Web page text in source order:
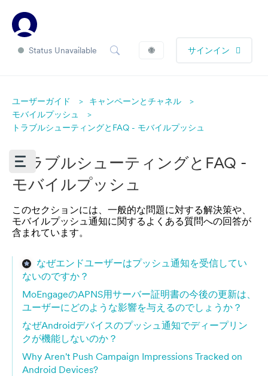
Status Unavailable 🌐 サインイン
ユーザーガイド
キャンペーンとチャネル
モバイルプッシュ
トラブルシューティングとFAQ - モバイルプッシュ
トラブルシューティングとFAQ -
モバイルプッシュ
このセクションには、一般的な問題に対する解決策や、
モバイルプッシュ通知に関するよくある質問への回答が
含まれています。
なぜエンドユーザーはプッシュ通知を受信してい
ないのですか？
MoEngageのAPNS用サーバー証明書の今後の更新は、
ユーザーにどのような影響を与えるのでしょうか？
なぜAndroidデバイスのプッシュ通知でディープリン
クが機能しないのか？
Why Aren't Push Campaign Impressions Tracked on
Android Devices?